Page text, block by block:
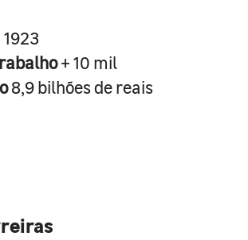
1923
+ 10 mil
8,9 bilhões de reais